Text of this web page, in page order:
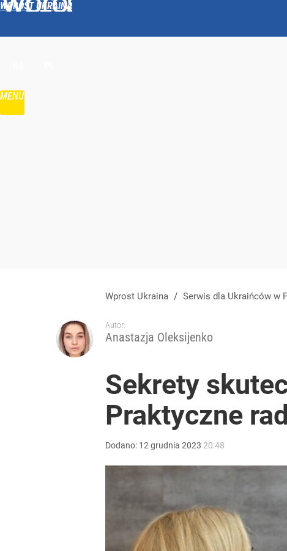
WPROST UKRAINA
MENU
Wprost Ukraina / Serwis dla Ukraińców w
Autor:
Anastazja Oleksijenko
Sekrety
Praktyczne
Dodano: 12 grudnia 2023 20:48